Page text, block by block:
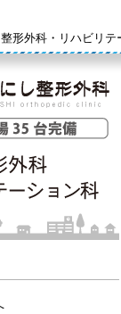
形外科・リハビリテ